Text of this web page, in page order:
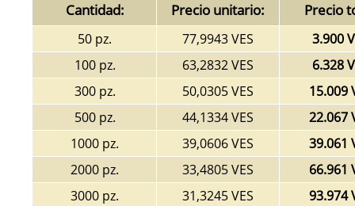
Cantidad: Precio unitario: Precio
50 pz. 77,9943 VES
3.900
100 pz.
63,2832 VES
6.328
300 pz.
50,0305 VES
15.009
500 pz.
44,1334 VES
22.067
1000 pz.
39,0606 VES
39.061
2000 pz.
33,4805 VES
66.961
3000 pz.
31,3245 VES
93.974